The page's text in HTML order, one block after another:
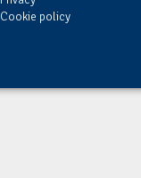
Cookie policy